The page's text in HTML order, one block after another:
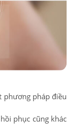
phương pháp điều
phục cũng khác